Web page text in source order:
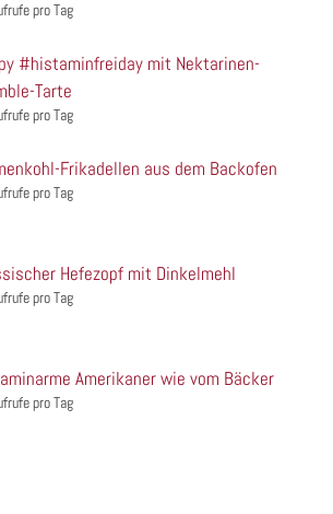
pro Tag
#histaminfreiday mit Nektarinen-
Tarte
pro Tag
Frikadellen aus dem Backofen
pro Tag
Hefezopf mit Dinkelmehl
pro Tag
Amerikaner wie vom Bäcker
pro Tag